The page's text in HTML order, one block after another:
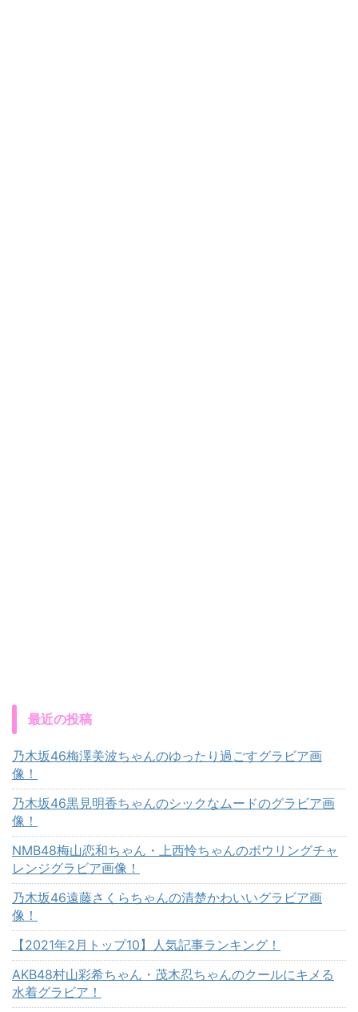
最近の投稿
乃木坂46梅澤美波ちゃんのゆったり過ごすグラビア画
像！
乃木坂46黒見明香ちゃんのシックなムードのグラビア画
像！
NMB48梅山恋和ちゃん・上西怜ちゃんのボウリングチャ
レンジグラビア画像！
乃木坂46遠藤さくらちゃんの清楚かわいいグラビア画
像！
【2021年2月トップ10】人気記事ランキング！
AKB48村山彩希ちゃん・茂木忍ちゃんのクールにキメる
水着グラビア！